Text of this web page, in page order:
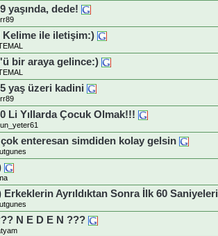
yaşında, dede!
Kelime ile iletişim:)
bir araya gelince:)
yaş üzeri kadini
Li Yıllarda Çocuk Olmak!!!
enteresan simdiden kolay gelsin
Erkeklerin Ayrıldıktan Sonra İlk 60 Saniyeleri
N E D E N ???